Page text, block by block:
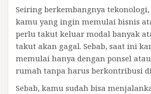
Seiring berkembangnya
kamu yang ingin memulai bisnis
perlu takut keluar modal banyak
takut akan gagal. Sebab, saat ini
memulai hanya dengan ponsel
rumah tanpa harus berkontribusi
Sebab, kamu sudah bisa